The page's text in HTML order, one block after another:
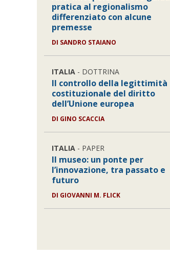
pratica al regionalismo
differenziato con alcune
premesse
DI SANDRO STAIANO
ITALIA - DOTTRINA
Il controllo della legittimità
costituzionale del diritto
dell’Unione europea
DI GINO SCACCIA
ITALIA - PAPER
Il museo: un ponte per
l’innovazione, tra passato e
futuro
DI GIOVANNI M. FLICK